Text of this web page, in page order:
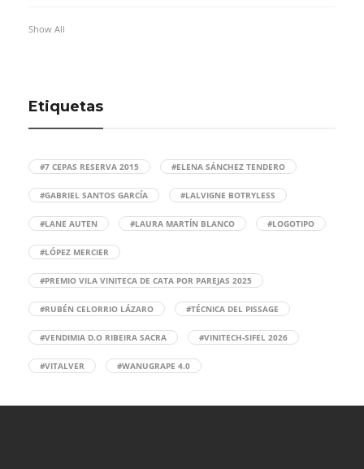
Show All
Etiquetas
#7 CEPAS RESERVA 2015 #ELENA SÁNCHEZ TENDERO
#GABRIEL SANTOS GARCÍA #LALVIGNE BOTRYLESS
#LANE AUTEN #LAURA MARTÍN BLANCO #LOGOTIPO
#LÓPEZ MERCIER
#PREMIO VILA VINITECA DE CATA POR PAREJAS 2025
#RUBÉN CELORRIO LÁZARO #TÉCNICA DEL PISSAGE
#VENDIMIA D.O RIBEIRA SACRA #VINITECH-SIFEL 2026
#VITALVER #WANUGRAPE 4.0